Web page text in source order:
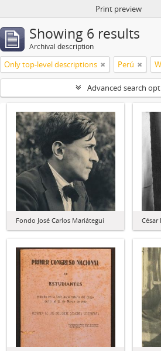
Print preview
Showing 6 results
Archival description
Only top-level descriptions Perú
Advanced search
Fondo José Carlos Mariátegui César